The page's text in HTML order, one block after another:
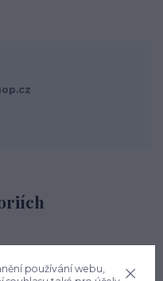
používání webu,